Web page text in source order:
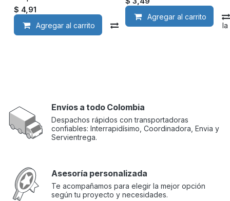
$ 4,91
Agregar al carrito Compara Agregar a
Agregar al carrito
Envíos a todo Colombia
Despachos rápidos con transportadoras
confiables: Interrapidísimo, Coordinadora, Envia y
Servientrega.
Asesoría personalizada
Te acompañamos para elegir la mejor opción
según tu proyecto y necesidades.